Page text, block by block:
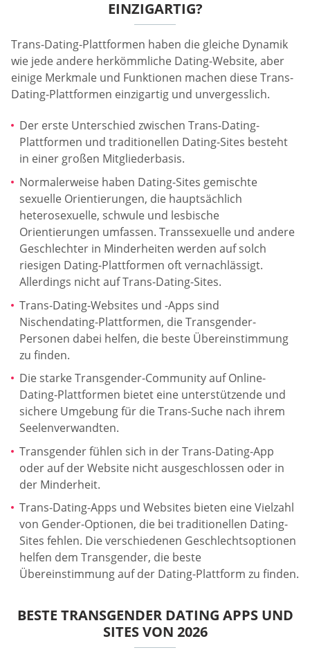
EINZIGARTIG?
Trans-Dating-Plattformen haben die gleiche Dynamik
wie jede andere herkömmliche Dating-Website, aber
einige Merkmale und Funktionen machen diese Trans-
Dating-Plattformen einzigartig und unvergesslich.
Der erste Unterschied zwischen Trans-Dating-
Plattformen und traditionellen Dating-Sites besteht
in einer großen Mitgliederbasis.
Normalerweise haben Dating-Sites gemischte
sexuelle Orientierungen, die hauptsächlich
heterosexuelle, schwule und lesbische
Orientierungen umfassen. Transsexuelle und andere
Geschlechter in Minderheiten werden auf solch
riesigen Dating-Plattformen oft vernachlässigt.
Allerdings nicht auf Trans-Dating-Sites.
Trans-Dating-Websites und -Apps sind
Nischendating-Plattformen, die Transgender-
Personen dabei helfen, die beste Übereinstimmung
zu finden.
Die starke Transgender-Community auf Online-
Dating-Plattformen bietet eine unterstützende und
sichere Umgebung für die Trans-Suche nach ihrem
Seelenverwandten.
Transgender fühlen sich in der Trans-Dating-App
oder auf der Website nicht ausgeschlossen oder in
der Minderheit.
Trans-Dating-Apps und Websites bieten eine Vielzahl
von Gender-Optionen, die bei traditionellen Dating-
Sites fehlen. Die verschiedenen Geschlechtsoptionen
helfen dem Transgender, die beste
Übereinstimmung auf der Dating-Plattform zu finden.
BESTE TRANSGENDER DATING APPS UND
SITES VON 2026